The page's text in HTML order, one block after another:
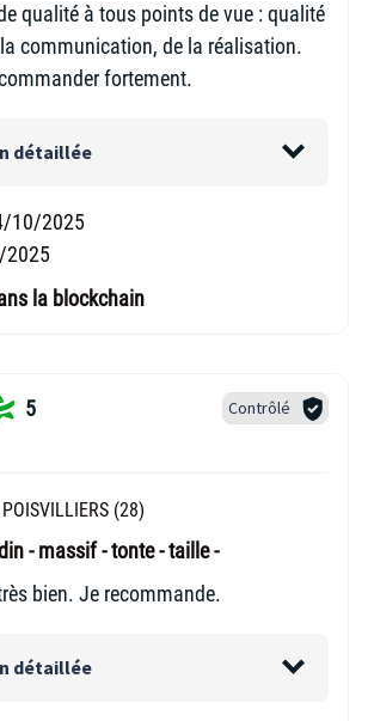
qualité à tous points de vue : qualité
communication, de la réalisation.
fortement.
détaillée
10/2025
2025
la blockchain
5 Contrôlé
POISVILLIERS (28)
- massif - tonte - taille -
bien. Je recommande.
détaillée